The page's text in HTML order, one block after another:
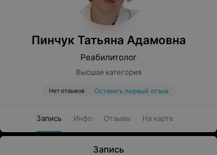
Пинчук Татьяна Адамовна
Реабилитолог
Высшая категория
Нет отзывов Оставить первый отзыв
Запись Инфо Отзывы На карте
Запись